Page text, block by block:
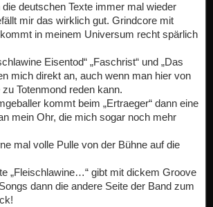
deutschen Texte immer mal wieder
mir das wirklich gut. Grindcore mit
in meinem Universum recht spärlich
Eisentod“ „Faschrist“ und „Das
mich direkt an, auch wenn man hier von
Totenmond reden kann.
kommt beim „Ertraeger“ dann eine
mein Ohr, die mich sogar noch mehr
mal volle Pulle von der Bühne auf die
„Fleischlawine…“ gibt mit dickem Groove
dann die andere Seite der Band zum